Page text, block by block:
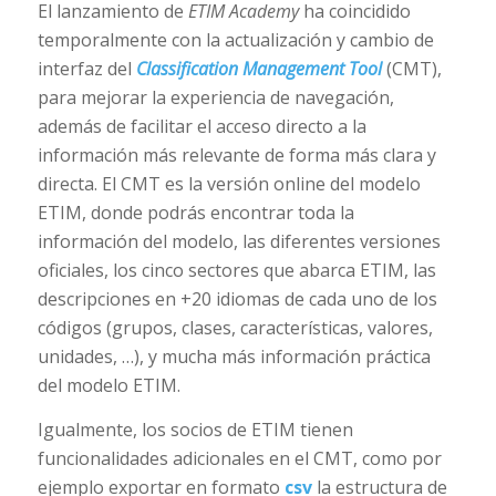
El lanzamiento de ETIM Academyha coincidido
temporalmente con la actualización y cambio de
interfaz del Classification Management Tool(CMT),
para mejorar la experiencia de navegación,
además de facilitar el acceso directo a la
información más relevante de forma más clara y
directa. El CMT es la versión online del modelo
ETIM, donde podrás encontrar toda la
información del modelo, las diferentes versiones
oficiales, los cinco sectores que abarca ETIM, las
descripciones en +20 idiomas de cada uno de los
códigos (grupos, clases, características, valores,
unidades, …), y mucha más información práctica
del modelo ETIM.
Igualmente, los socios de ETIM tienen
funcionalidades adicionales en el CMT, como por
ejemplo exportar en formato csvla estructura de